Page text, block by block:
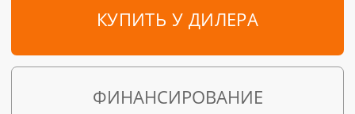
КУПИТЬ У ДИЛЕРА
ФИНАНСИРОВАНИЕ